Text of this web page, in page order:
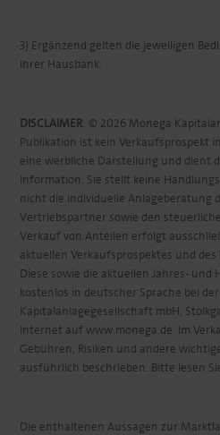
3) Ergänzend gelten die jeweiligen
Ihrer Hausbank.
DISCLAIMER : © 2026 Monega
Publikation ist kein Verkaufsprospekt
eine werbliche Darstellung und dient
Information. Sie stellt keine
nicht die individuelle Anlageberatung
Vertriebspartner sowie den
Verkauf von Anteilen erfolgt
aktuellen Verkaufsprospektes und
Diese sowie die aktuellen Jahres-
kostenlos in deutscher Sprache bei
Kapitalanlagegesellschaft mbH,
Internet auf www.monega.de. Im
Gebühren, Risiken und andere
ausführlich beschrieben. Bitte lesen
Die enthaltenen Aussagen zur